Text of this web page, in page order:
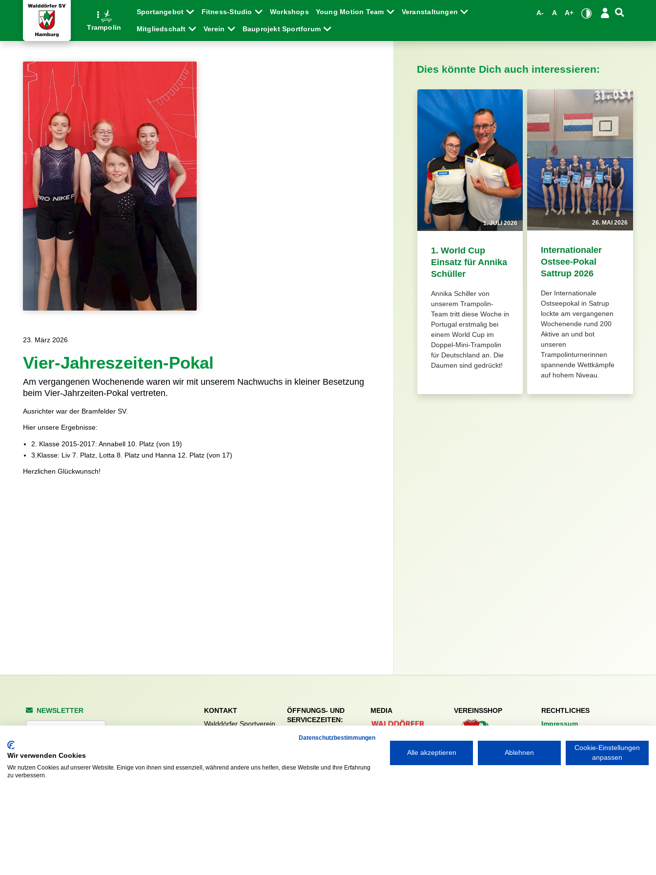
Trampolin
Sportangebot Fitness-Studio Workshops Young Motion Team Veranstaltungen
Mitgliedschaft Verein Bauprojekt Sportforum
A- A A+
23. März 2026
Vier-Jahreszeiten-Pokal
Am vergangenen Wochenende waren wir mit unserem Nachwuchs in kleiner Besetzung
beim Vier-Jahrzeiten-Pokal vertreten.
Ausrichter war der Bramfelder SV.
Hier unsere Ergebnisse:
2. Klasse 2015-2017: Annabell 10. Platz (von 19)
3.Klasse: Liv 7. Platz, Lotta 8. Platz und Hanna 12. Platz (von 17)
Herzlichen Glückwunsch!
Dies könnte Dich auch interessieren:
1. JULI 2026
1. World Cup
Einsatz für Annika
Schüller
Annika Schiller von
unserem Trampolin-
Team tritt diese Woche in
Portugal erstmalig bei
einem World Cup im
Doppel-Mini-Trampolin
für Deutschland an. Die
Daumen sind gedrückt!
26. MAI 2026
Internationaler
Ostsee-Pokal
Sattrup 2026
Der Internationale
Ostseepokal in Satrup
lockte am vergangenen
Wochenende rund 200
Aktive an und bot
unseren
Trampolinturnerinnen
spannende Wettkämpfe
auf hohem Niveau.
NEWSLETTER
Anrede
Abonnieren
KONTAKT
Walddörfer Sportverein
info@walddoerfer-
ÖFFNUNGS- UND
SERVICEZEITEN:
Uhr
MEDIA VEREINSSHOP
Nordsport.store
RECHTLICHES
Impressum
Datenschutzbestimmungen
Wir verwenden Cookies
Wir nutzen Cookies auf unserer Website. Einige von ihnen sind essenziell, während andere uns helfen, diese Website und Ihre Erfahrung
zu verbessern.
Alle akzeptieren Ablehnen
Cookie-Einstellungen
anpassen